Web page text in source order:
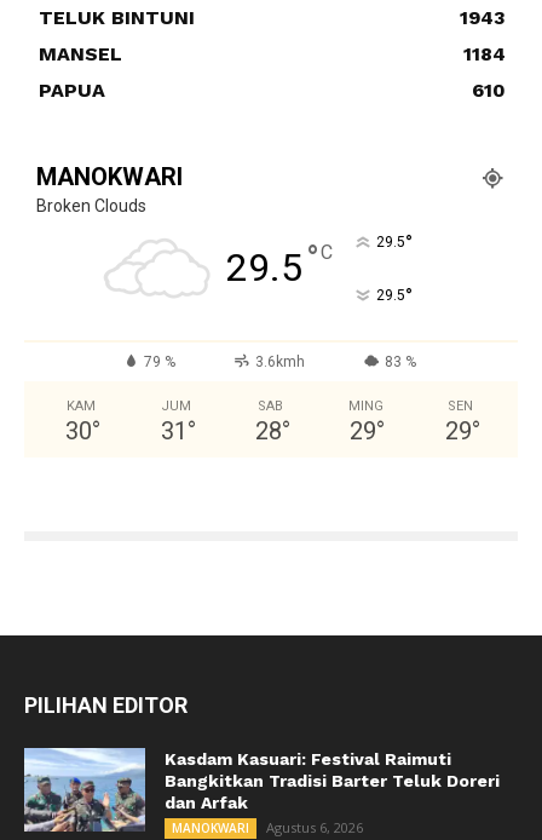
TELUK BINTUNI
1943
MANSEL
1184
PAPUA
610
MANOKWARI
Broken Clouds
29.5°C 29.5°
29.5°
79 % 3.6kmh 83 %
KAM
30°
JUM
31 °
SAB
28°
MING
29°
SEN
29°
PILIHAN EDITOR
Kasdam Kasuari: Festival Raimuti
Bangkitkan Tradisi Barter Teluk Doreri
dan Arfak
MANOKWARI Agustus 6, 2026